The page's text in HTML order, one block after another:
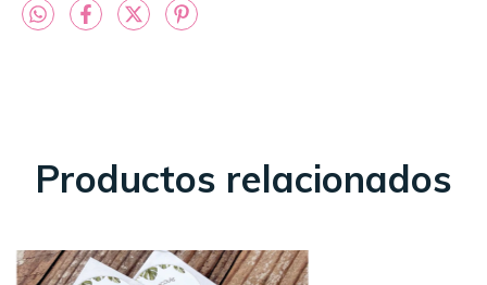
Productos relacionados